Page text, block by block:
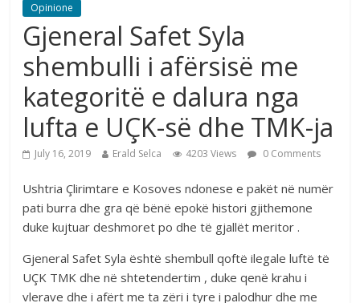
Opinione
Gjeneral Safet Syla
shembulli i afërsisë me
kategoritë e dalura nga
lufta e UÇK-së dhe TMK-ja
July 16, 2019 Erald Selca 4203 Views 0 Comments
Ushtria Çlirimtare e Kosoves ndonese e pakët në numër
pati burra dhe gra që bënë epokë histori gjithemone
duke kujtuar deshmoret po dhe të gjallët meritor .
Gjeneral Safet Syla është shembull qoftë ilegale luftë të
UÇK TMK dhe në shtetendertim , duke qenë krahu i
vlerave dhe i afërt me ta zëri i tyre i palodhur dhe me